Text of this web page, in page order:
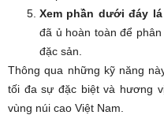
Xem phần dưới đáy
đã ủ hoàn toàn để
đặc sản.
Thông qua những kỹ năng
tối đa sự đặc biệt và hương
vùng núi cao Việt Nam.